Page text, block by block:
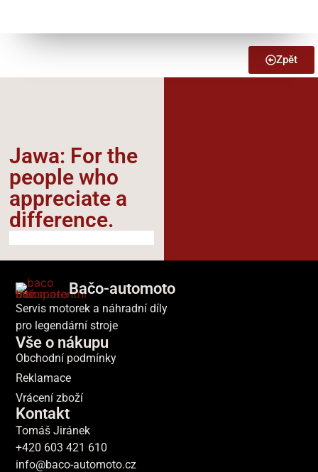
Zpět
Jawa: For the
people who
appreciate a
difference.​
Bačo-automoto
Servis motorek a náhradní díly
pro legendární stroje
Vše o nákupu
Obchodní podmínky
Reklamace
Vrácení zboží
Kontakt
Tomáš Jiránek
+420 603 421 610
info@baco-automoto.cz